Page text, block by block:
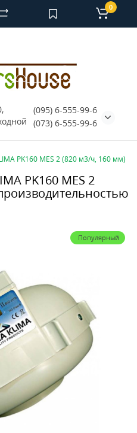
(095) 6-555-99-6
(073) 6-555-99-6
0
PK160 MES 2 (820 м3/ч, 160 мм)
PK160 MES 2
Популярный